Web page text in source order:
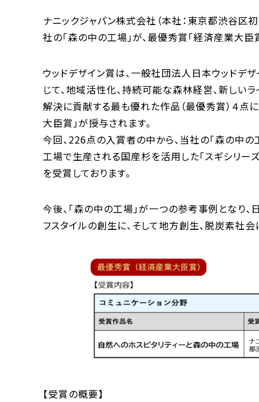
ナニックジャパン株式会社（本社：東京都渋谷区
社の「森の中の工場」が、最優秀賞「経済産業大臣
ウッドデザイン賞は、一般社団法人日本ウッドデ
じて、地域活性化、持続可能な森林経営、新しい
解決に貢献する最も優れた作品（最優秀賞）４点に
大臣賞」が授与されます。
今回、226点の入賞者の中から、当社の「森の中の
工場で生産される国産杉を活用した「スギシリー
を受賞しております。
今後、「森の中の工場」が一つの参考事例となり
フスタイルの創生に、そして地方創生、脱炭素社会
【受賞の概要】